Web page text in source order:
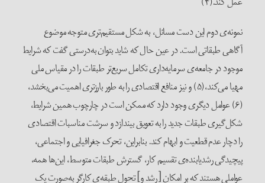
نمونه‌ی دوم این دست مسائل، به شکل مستقیم‌تری متوجه موضوع
آگاهی طبقاتی است. در عین حال که شاید بتوان به‌درستی گفت که شرایط
موجود در جامعه‌ی سرمایه‌داری تکامل سریع‌تر طبقات را در مقیاس ملی
مهیا می‌کند،(۵) و نیز منافع اقتصادی را به طور بارزتری اهمیت می‌بخشد،
(۶) عوامل دیگری وجود دارد که ممکن است در چارچوب همین شرایط،
شکل‌گیری طبقات جدید را به تعویق بیندازد و سرشت مناسبات اقتصادی
را دچار عدم قطعیت و ابهام کند. بنابراین، تحرک جغرافیایی و اجتماعی،
پیچیدگی رشدیابنده‌ی تقسیم کار، گسترش طبقات متوسط، این‌ها همه،
عواملی هستند که بر امکان [رشد و] تحول طبقه‌ی کارگر به‌صورت یک